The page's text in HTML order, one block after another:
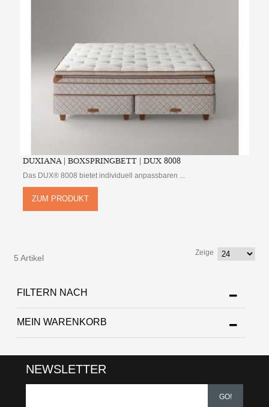
DUXIANA | BOXSPRINGBETT | DUX 8008
Das DUX® 8008 bietet individuell anpassbaren ...
ZUM PRODUKT
5 Artikel
Zeige
FILTERN NACH
MEIN WARENKORB
NEWSLETTER
GO!